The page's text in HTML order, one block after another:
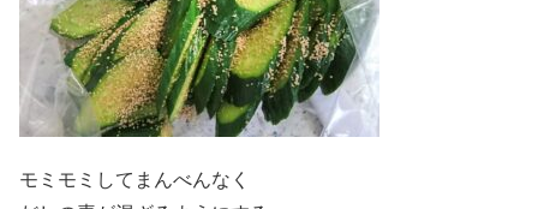
モミモミしてまんべんなく